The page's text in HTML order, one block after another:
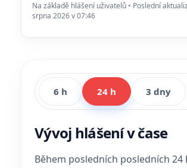
Na základě hlášení uživatelů • Poslední
srpna 2026 v 07:46
6 h 24 h 3 dny
Vývoj hlášení v čase
Během posledních posledních 24